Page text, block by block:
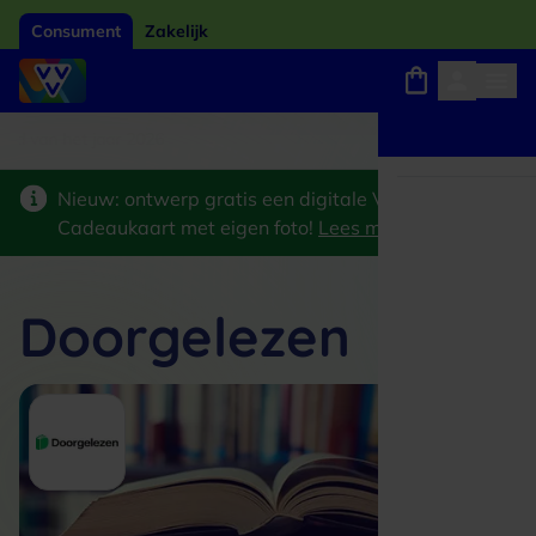
Consument Zakelijk
Nieuw: ontwerp gratis een digitale VVV
Cadeaukaart met eigen foto! Lees meer
Doorgelezen